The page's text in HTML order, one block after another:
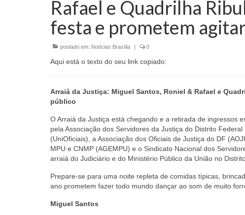
Rafael e Quadrilha
festa e prometem
postado em: Notícias Brasília | 0
Aqui está o texto do seu link copiado:
Arraiá da Justiça: Miguel Santos, Roniel & Rafael e
público
O Arraiá da Justiça está chegando e a retirada de ingressos
pela Associação dos Servidores da Justiça do Distrito
(UniOficiais), a Associação dos Oficiais de Justiça do DF
MPU e CNMP (AGEMPU) e o Sindicato Nacional dos
arraiá do Judiciário e do Ministério Público da União no
Prepare-se para uma noite repleta de comidas típicas,
ano prometem fazer todo mundo dançar ao som de muito
Miguel Santos